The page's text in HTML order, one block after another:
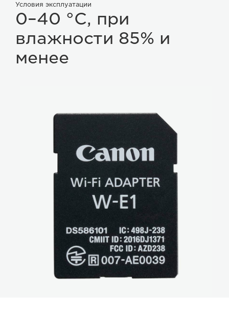
Условия эксплуатации
0–40 °C, при
влажности 85% и
менее